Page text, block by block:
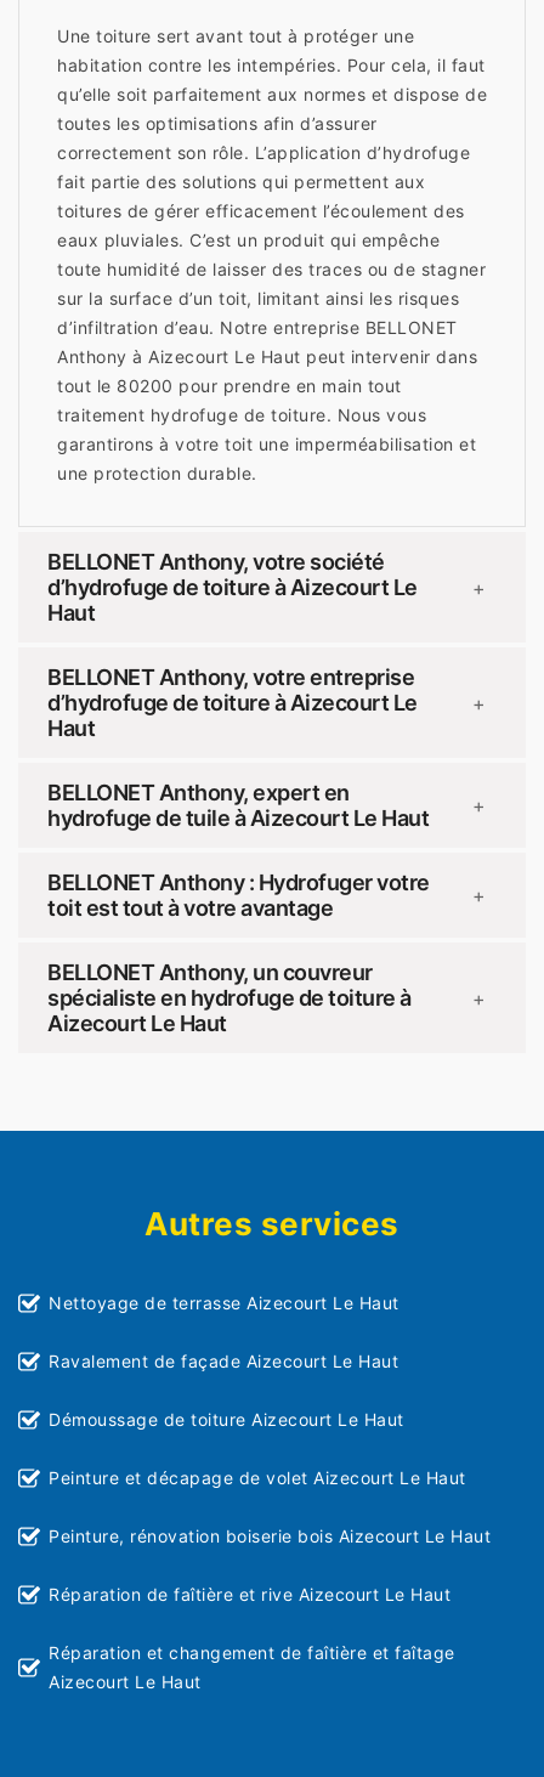
Une toiture sert avant tout à protéger une
habitation contre les intempéries. Pour cela, il faut
qu’elle soit parfaitement aux normes et dispose de
toutes les optimisations afin d’assurer
correctement son rôle. L’application d’hydrofuge
fait partie des solutions qui permettent aux
toitures de gérer efficacement l’écoulement des
eaux pluviales. C’est un produit qui empêche
toute humidité de laisser des traces ou de stagner
sur la surface d’un toit, limitant ainsi les risques
d’infiltration d’eau. Notre entreprise BELLONET
Anthony à Aizecourt Le Haut peut intervenir dans
tout le 80200 pour prendre en main tout
traitement hydrofuge de toiture. Nous vous
garantirons à votre toit une imperméabilisation et
une protection durable.
BELLONET Anthony, votre société
d’hydrofuge de toiture à Aizecourt Le
Haut
+
BELLONET Anthony, votre entreprise
d’hydrofuge de toiture à Aizecourt Le
Haut
+
BELLONET Anthony, expert en
hydrofuge de tuile à Aizecourt Le Haut
+
BELLONET Anthony : Hydrofuger votre
toit est tout à votre avantage
+
BELLONET Anthony, un couvreur
spécialiste en hydrofuge de toiture à
Aizecourt Le Haut
+
Autres services
Nettoyage de terrasse Aizecourt Le Haut
Ravalement de façade Aizecourt Le Haut
Démoussage de toiture Aizecourt Le Haut
Peinture et décapage de volet Aizecourt Le Haut
Peinture, rénovation boiserie bois Aizecourt Le Haut
Réparation de faîtière et rive Aizecourt Le Haut
Réparation et changement de faîtière et faîtage
Aizecourt Le Haut